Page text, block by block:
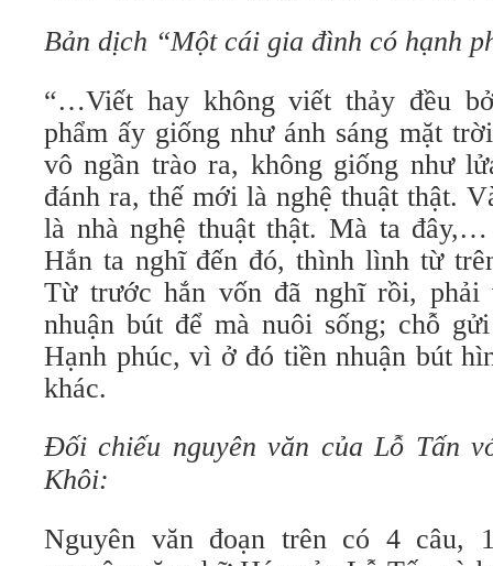
Bản dịch “Một cái gia đình có hạnh
“…Viết hay không viết thảy đều
phẩm ấy giống như ánh sáng mặt
vô ngần trào ra, không giống như
đánh ra, thế mới là nghệ thuật thật.
là nhà nghệ thuật thật. Mà ta
Hắn ta nghĩ đến đó, thình lình từ
Từ trước hắn vốn đã nghĩ rồi, phải
nhuận bút để mà nuôi sống; chỗ
Hạnh phúc, vì ở đó tiền nhuận bút
khác.
Đối chiếu nguyên văn của Lỗ Tấn
Khôi:
Nguyên văn đoạn trên có 4 câu,